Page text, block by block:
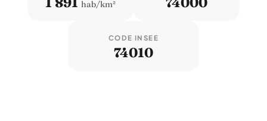
hab/km²
CODE INSEE
74010